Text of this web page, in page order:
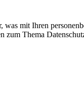
mit Ihren
Thema